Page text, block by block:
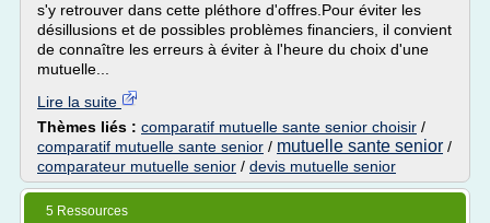
s'y retrouver dans cette pléthore d'offres.Pour éviter les
désillusions et de possibles problèmes financiers, il convient
de connaître les erreurs à éviter à l'heure du choix d'une
mutuelle...
Lire la suite
Thèmes liés : comparatif mutuelle sante senior choisir /
comparatif mutuelle sante senior / mutuelle sante senior /
comparateur mutuelle senior / devis mutuelle senior
5 Ressources